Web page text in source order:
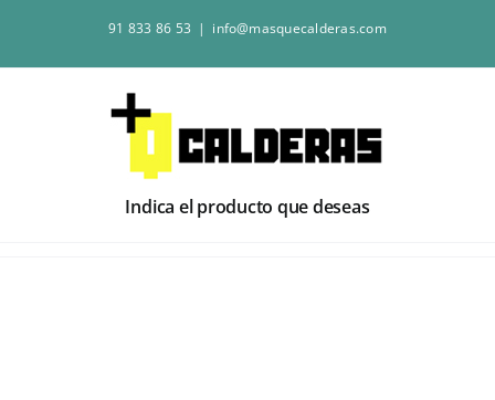
contenido
91 833 86 53 | info@masquecalderas.com
Indica el producto que deseas